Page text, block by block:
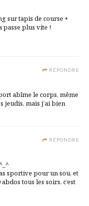
sur tapis de course +
passe plus vite !
RÉPONDRE
abîme le corps, même
jeudis, mais j’ai bien
RÉPONDRE
sportive pour un sou, et
tous les soirs, c’est